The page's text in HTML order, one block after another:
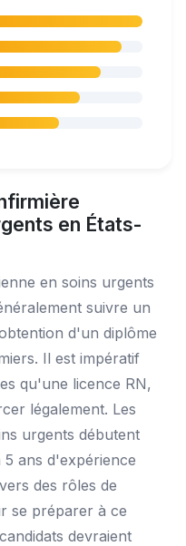
en États-
en soins urgents
suivre un
d'un diplôme
Il est impératif
qu'une licence RN,
légalement. Les
urgents débutent
ans d'expérience
des rôles de
se préparer à ce
devraient